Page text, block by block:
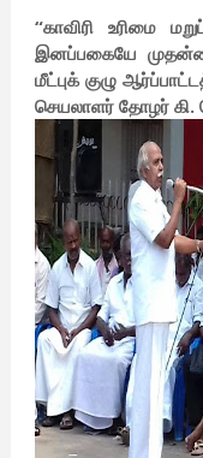
“காவிரி உரிமை
இனப்பகையே
மீட்புக் குழு
செயலாளர் தோழர் கி.